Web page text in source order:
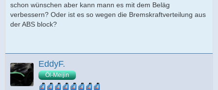
schon wünschen aber kann mann es mit dem Beläg
verbessern? Oder ist es so wegen die Bremskraftverteilung aus
der ABS block?
EddyF.
Öl-Meijin